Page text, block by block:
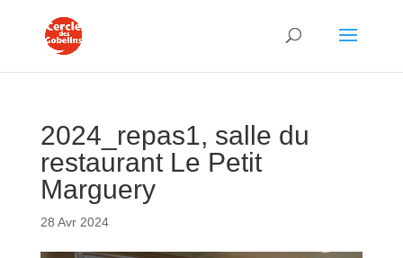
2024_repas1, salle du
restaurant Le Petit
Marguery
28 Avr 2024